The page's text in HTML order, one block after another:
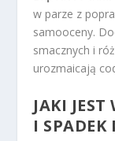
w parze z
samooceny.
smacznych i
urozmaicają
JAKI
I SPADEK